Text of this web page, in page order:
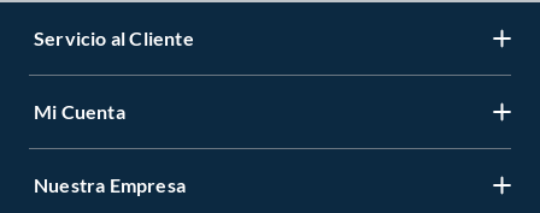
Servicio al Cliente
Contáctanos
Mi Cuenta
Registrate
Nuestra Empresa